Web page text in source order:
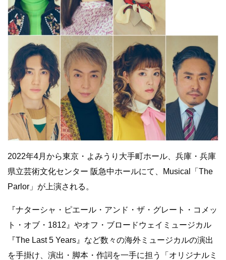
2022年4月から東京・よみうり大手町ホール、兵庫・兵庫
県立芸術文化センター 阪急中ホールにて、Musical「The
Parlor」が上演される。
『ナターシャ・ピエール・アンド・ザ・グレート・コメッ
ト・オブ・1812』やオフ・ブロードウェイミュージカル
『The Last 5 Years』など数々の海外ミュージカルの演出
を手掛け、演出・脚本・作詞を一手に担う「オリジナルミ